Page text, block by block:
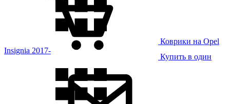
Коврики на Opel
Insignia 2017-
Купить в один